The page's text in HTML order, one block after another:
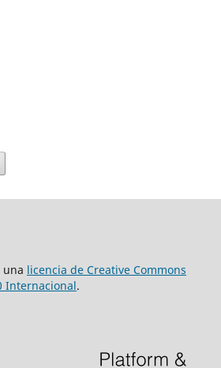
una licencia de Creative Commons
Internacional.